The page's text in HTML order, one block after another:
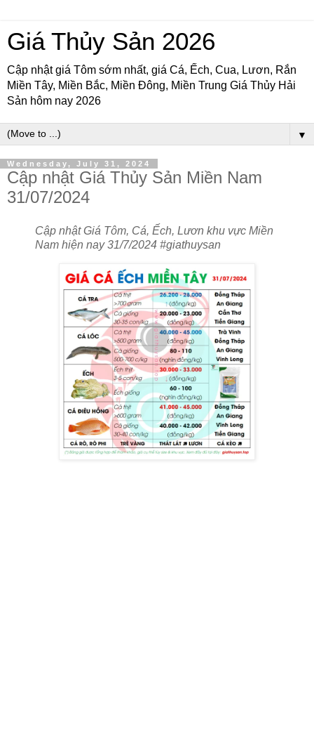
Giá Thủy Sản 2026
Cập nhật giá Tôm sớm nhất, giá Cá, Ếch, Cua, Lươn, Rắn
Miền Tây, Miền Bắc, Miền Đông, Miền Trung Giá Thủy Hải
Sản hôm nay 2026
▼
Wednesday, July 31, 2024
Cập nhật Giá Thủy Sản Miền Nam
31/07/2024
Cập nhật Giá Tôm, Cá, Ếch, Lươn khu vực Miền
Nam hiện nay 31/7/2024 #giathuysan